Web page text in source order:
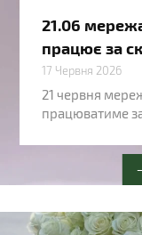
21.06
працює за
17 Червня 2026
21 червня
працюватиме